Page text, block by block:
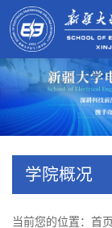
学院概况
当前您的位置： 首页